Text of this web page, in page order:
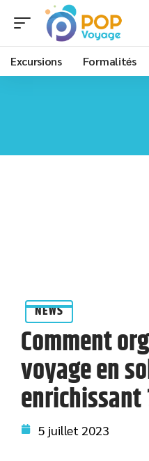
Excursions Formalités
NEWS
Comment
voyage en
enrichissant
5 juillet 2023